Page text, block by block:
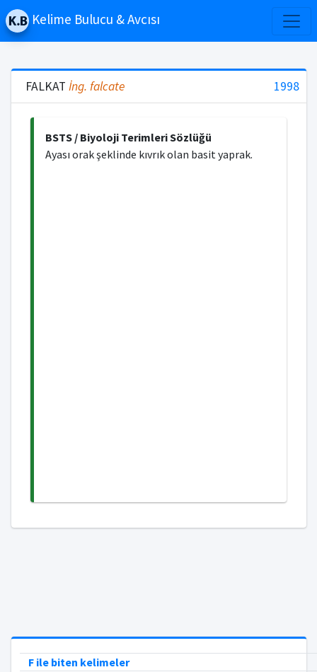
Kelime Bulucu & Avcısı
FALKAT İng. falcate 1998
BSTS / Biyoloji Terimleri Sözlüğü
Ayası orak şeklinde kıvrık olan basit yaprak.
F ile biten kelimeler